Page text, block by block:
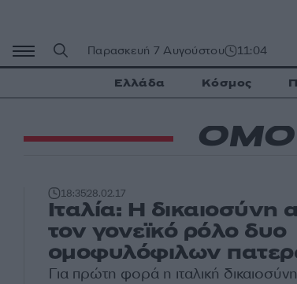
περιεχόμενο
Παρασκευή 7 Αυγούστου 11:04
Ελλάδα Κόσμος
18:3528.02.17
Ιταλία: H δικαιοσύνη
τον γονεϊκό ρόλο δυο
ομοφυλόφιλων
Για πρώτη φορά η ιταλική